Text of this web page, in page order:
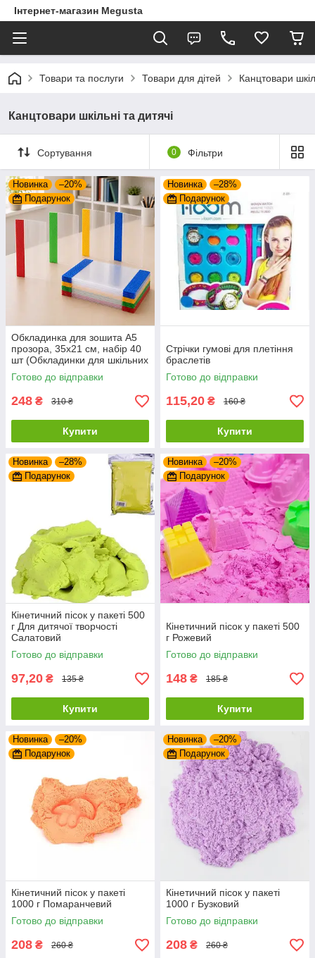
Інтернет-магазин Megusta
Товари та послуги Товари для дітей Канцтовари
Канцтовари шкільні та дитячі
Сортування 0 Фільтри
Новинка
–20%
Подарунок
Обкладинка для зошита А5
прозора, 35x21 см, набір 40
шт (Обкладинки для шкільних
зошитів)
Готово до відправки
248 ₴ 310 ₴
Купити
Новинка
–28%
Подарунок
Стрічки гумові для плетіння
браслетів
Готово до відправки
115,20 ₴ 160 ₴
Купити
Новинка
–28%
Подарунок
Кінетичний пісок у пакеті 500
г Для дитячої творчості
Салатовий
Готово до відправки
97,20 ₴ 135 ₴
Купити
Новинка
–20%
Подарунок
Кінетичний пісок у пакеті 500
г Рожевий
Готово до відправки
148 ₴ 185 ₴
Купити
Новинка
–20%
Подарунок
Кінетичний пісок у пакеті
1000 г Помаранчевий
Готово до відправки
208 ₴ 260 ₴
Новинка
–20%
Подарунок
Кінетичний пісок у пакеті
1000 г Бузковий
Готово до відправки
208 ₴ 260 ₴